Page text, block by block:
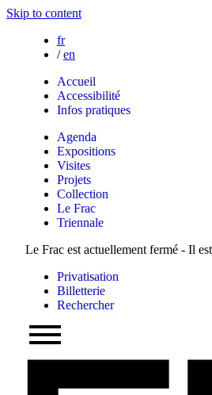
Skip to content
fr
/ en
Accueil
Accessibilité
Infos pratiques
Agenda
Expositions
Visites
Projets
Collection
Le Frac
Triennale
Le Frac est actuellement fermé - Il
Privatisation
Billetterie
Rechercher